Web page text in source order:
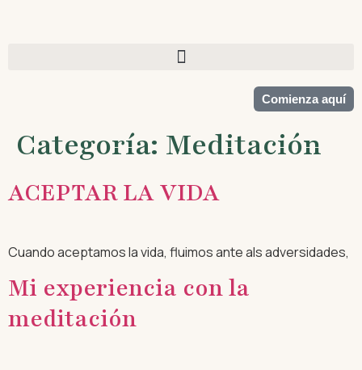
Comienza aquí
Categoría: Meditación
ACEPTAR LA VIDA
Cuando aceptamos la vida, fluimos ante als adversidades,
Mi experiencia con la
meditación